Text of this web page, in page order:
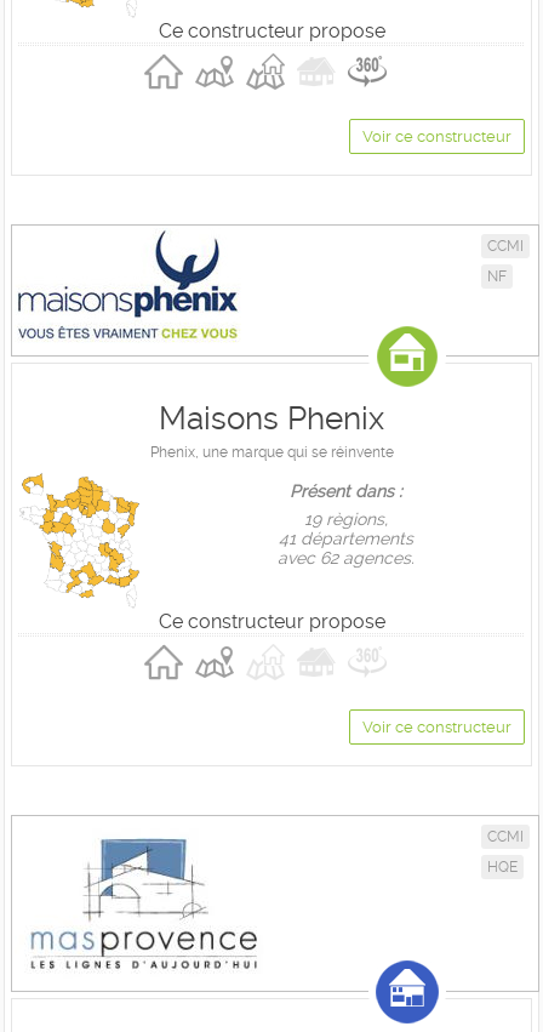
Ce constructeur propose
Voir ce constructeur
CCMI
NF
Maisons Phenix
Phenix, une marque qui se réinvente
Présent dans :
19 règions,
41 départements
avec 62 agences.
Ce constructeur propose
Voir ce constructeur
CCMI
HQE